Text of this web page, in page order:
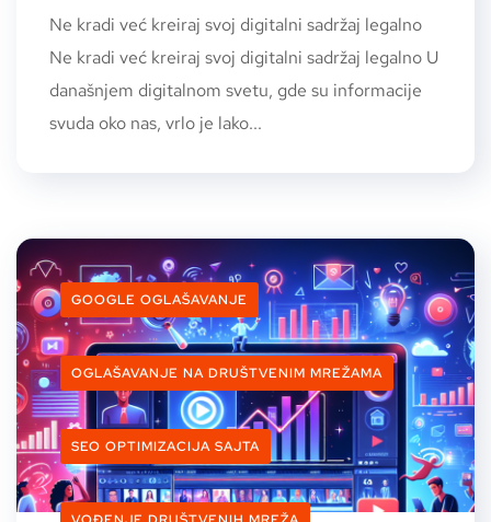
Ne kradi već kreiraj svoj digitalni sadržaj legalno
Ne kradi već kreiraj svoj digitalni sadržaj legalno U
današnjem digitalnom svetu, gde su informacije
svuda oko nas, vrlo je lako...
GOOGLE OGLAŠAVANJE
OGLAŠAVANJE NA DRUŠTVENIM MREŽAMA
SEO OPTIMIZACIJA SAJTA